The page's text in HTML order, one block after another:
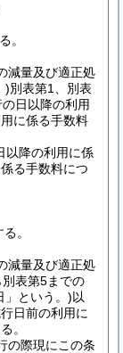
。
減量及び適正処
)別表第1、別表
日以降の利用
に係る手数料
以降の利用に係
る手数料につ
。
減量及び適正処
表第5までの
」という。)以
日前の利用に
。
の際現にこの条